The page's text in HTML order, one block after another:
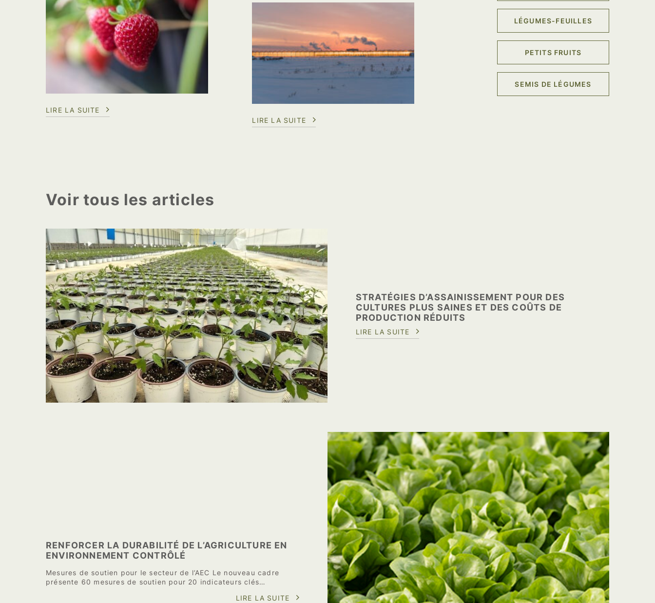
LÉGUMES-FEUILLES
PETITS FRUITS
SEMIS DE LÉGUMES
LIRE LA SUITE
LIRE LA SUITE
Voir tous les articles
STRATÉGIES D’ASSAINISSEMENT POUR DES
CULTURES PLUS SAINES ET DES COÛTS DE
PRODUCTION RÉDUITS
LIRE LA SUITE
RENFORCER LA DURABILITÉ DE L’AGRICULTURE EN
ENVIRONNEMENT CONTRÔLÉ
Mesures de soutien pour le secteur de l’AEC Le nouveau cadre
présente 60 mesures de soutien pour 20 indicateurs clés…
LIRE LA SUITE